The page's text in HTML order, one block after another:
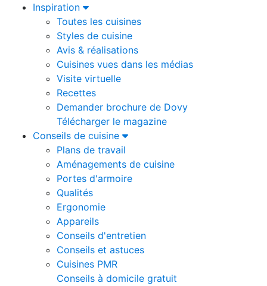
Inspiration
Toutes les cuisines
Styles de cuisine
Avis & réalisations
Cuisines vues dans les médias
Visite virtuelle
Recettes
Demander brochure de Dovy
Télécharger le magazine
Conseils de cuisine
Plans de travail
Aménagements de cuisine
Portes d'armoire
Qualités
Ergonomie
Appareils
Conseils d'entretien
Conseils et astuces
Cuisines PMR
Conseils à domicile gratuit